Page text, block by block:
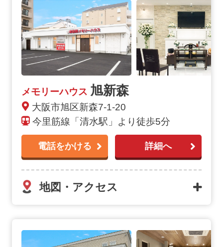
メモリーハウス 旭新森
大阪市旭区新森7-1-20
今里筋線「清水駅」より徒歩5分
電話をかける 詳細へ
地図・アクセス